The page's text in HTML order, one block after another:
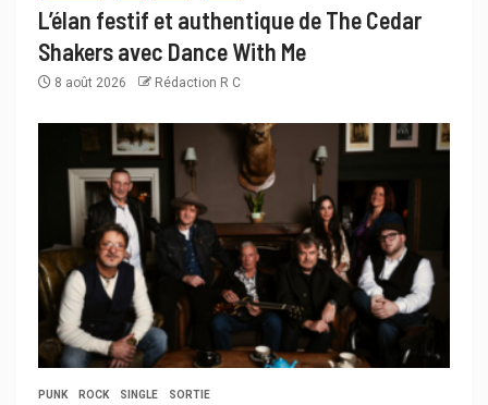
L’élan festif et authentique de The Cedar
Shakers avec Dance With Me
8 août 2026 Rédaction R C
PUNK ROCK SINGLE SORTIE